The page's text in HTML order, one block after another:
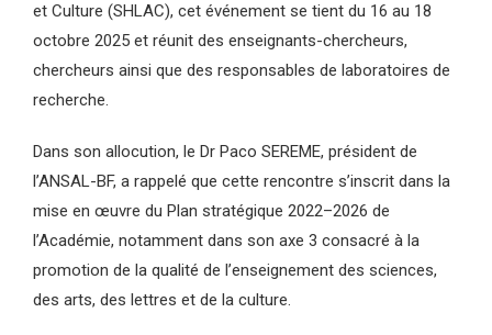
et Culture (SHLAC), cet événement se tient du 16 au 18
octobre 2025 et réunit des enseignants-chercheurs,
chercheurs ainsi que des responsables de laboratoires de
recherche.
Dans son allocution, le Dr Paco SEREME, président de
l’ANSAL-BF, a rappelé que cette rencontre s’inscrit dans la
mise en œuvre du Plan stratégique 2022–2026 de
l’Académie, notamment dans son axe 3 consacré à la
promotion de la qualité de l’enseignement des sciences,
des arts, des lettres et de la culture.